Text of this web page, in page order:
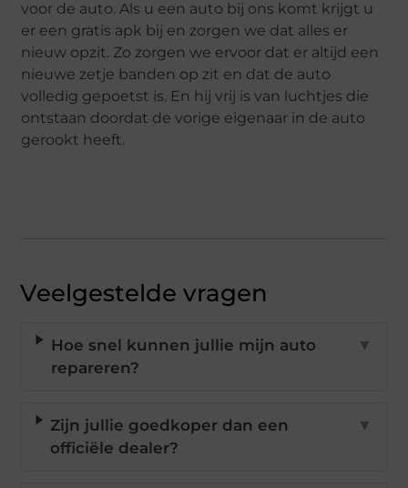
voor de auto. Als u een auto bij ons komt krijgt u
er een gratis apk bij en zorgen we dat alles er
nieuw opzit. Zo zorgen we ervoor dat er altijd een
nieuwe zetje banden op zit en dat de auto
volledig gepoetst is. En hij vrij is van luchtjes die
ontstaan doordat de vorige eigenaar in de auto
gerookt heeft.
Veelgestelde vragen
Hoe snel kunnen jullie mijn auto
repareren?
▼
Zijn jullie goedkoper dan een
officiële dealer?
▼